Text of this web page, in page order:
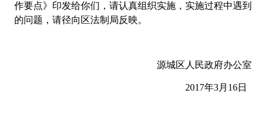
作要点》印发给你们，请认真组织实施，实施过程中遇到
的问题，请径向区法制局反映。
源城区人民政府办公室
2017年3月16日